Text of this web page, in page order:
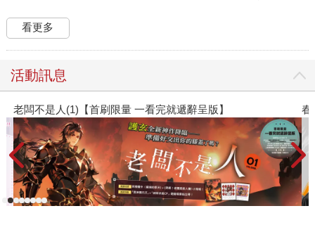
看更多
活動訊息
辭呈版】 春光ｘ奇幻基地｜全書系展